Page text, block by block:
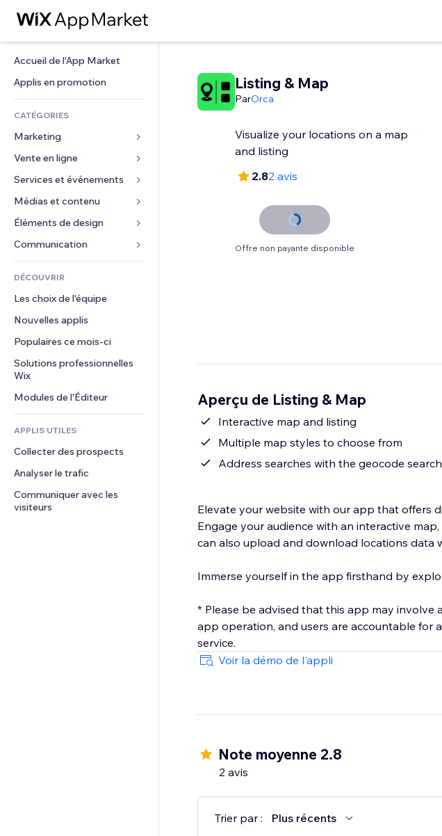
Accueil de l'App Market
Applis en promotion
CATÉGORIES
Marketing
Publicités
Mobile
Données analytiques
Réseaux sociaux
Classement de sites
E-mail
Vente en ligne
Applis pour les boutiques
Expédition et livraison
Boutons Vente
Comptabilité
Coupons et fidélisation
Solutions d'entreposage
Financement participatif
Alimentation et boissons
Services et événements
Hôtels
Événements
Restaurants
Immobilier
Réservations
Médias et contenu
Galerie
Musique
Podcasts
Photographie
Vidéo
PDF
Partage de fichiers
Actualités
Services de contenu
Effets de texte
Éléments de design
Cartes et navigation
Confidentialité
Horloge
Modèles de pages
Effets sur images
Boutons et menus
Bannières et badges
Calculateurs
Rechercher
Formulaires
Sondages
Chat
Commentaires
Téléphone
Communauté
Avis et commentaires
DÉCOUVRIR
Les choix de l'équipe
Nouvelles applis
Populaires ce mois‑ci
Solutions professionnelles
Wix
Modules de l'Éditeur
APPLIS UTILES
Collecter des prospects
Analyser le trafic
Communiquer avec les
visiteurs
Listing & Map
ParOrca
Visualize your locations on a map
and listing
2.82 avis
Offre non payante disponible
Aperçu de Listing & Map
Interactive map and listing
Multiple map styles to choose from
Address searches with the geocode
Elevate your website with our app that offers
Engage your audience with an interactive
can also upload and download locations data
Immerse yourself in the app firsthand by
* Please be advised that this app may involve additional costs. A
app operation, and users are accountable for
Voir la démo de l'appli
Note moyenne 2.8
2 avis
Trier par : Plus récents